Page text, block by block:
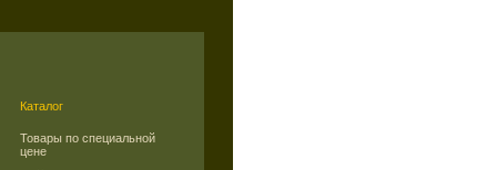
Каталог
Товары по специальной
цене